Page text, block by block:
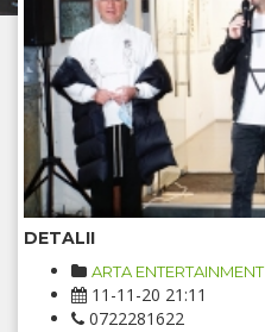
DETALII
ARTA ENTERTAINMENT
11-11-20 21:11
0722281622